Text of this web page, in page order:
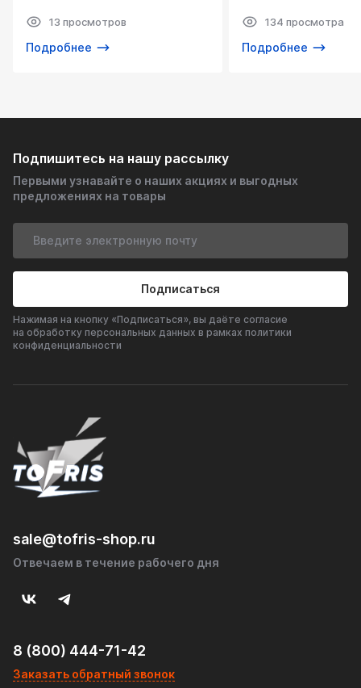
как правильно её заменить —
советы экспертов TOFRIS.
13 просмотров
Подробнее
это пережитком
другие регулярно
Как показывает
красной зоне
правильном
оборотах помогает
134 просмотра
Подробнее
Подпишитесь на нашу рассылку
Первыми узнавайте о наших акциях и выгодных
предложениях на товары
Подписаться
Нажимая на кнопку «Подписаться», вы даёте согласие
на обработку персональных данных в рамках политики
конфиденциальности
sale@tofris-shop.ru
Отвечаем в течение рабочего дня
8 (800) 444-71-42
Заказать обратный звонок